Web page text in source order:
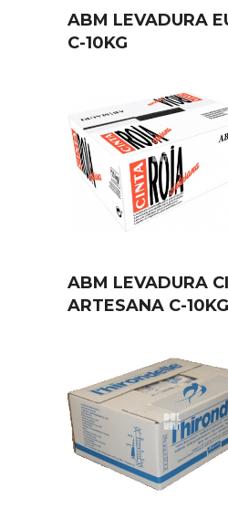
ABM LEVADURA
C-10KG
ABM LEVADURA
ARTESANA C-10KG